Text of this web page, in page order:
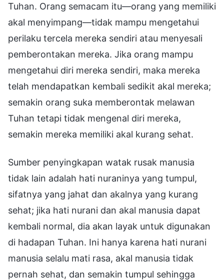
Tuhan. Orang semacam itu—orang yang memiliki
akal menyimpang—tidak mampu mengetahui
perilaku tercela mereka sendiri atau menyesali
pemberontakan mereka. Jika orang mampu
mengetahui diri mereka sendiri, maka mereka
telah mendapatkan kembali sedikit akal mereka;
semakin orang suka memberontak melawan
Tuhan tetapi tidak mengenal diri mereka,
semakin mereka memiliki akal kurang sehat.
Sumber penyingkapan watak rusak manusia
tidak lain adalah hati nuraninya yang tumpul,
sifatnya yang jahat dan akalnya yang kurang
sehat; jika hati nurani dan akal manusia dapat
kembali normal, dia akan layak untuk digunakan
di hadapan Tuhan. Ini hanya karena hati nurani
manusia selalu mati rasa, akal manusia tidak
pernah sehat, dan semakin tumpul sehingga